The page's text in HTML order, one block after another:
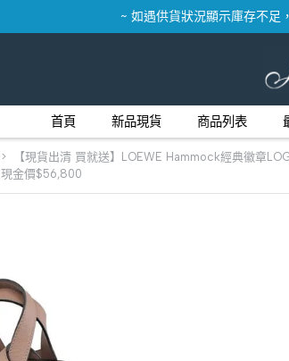
~ 如遇供貨狀況顯示庫存不足
首頁 新品現貨 商品列表
【現貨出清 買就送】LOEWE Hammock經典徽章
現金價$56,800